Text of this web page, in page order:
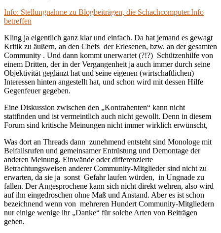
Info: Stellungnahme zu Blogbeiträgen, die Schachcomputer.Info
betreffen
Kling ja eigentlich ganz klar und einfach. Da hat jemand es gewagt
Kritik zu äußern, an den Chefs der Erlesenen, bzw. an der gesamten
Community . Und dann kommt unerwartet (?!?) Schützenhilfe von
einem Dritten, der in der Vergangenheit ja auch immer durch seine
Objektivität geglänzt hat und seine eigenen (wirtschaftlichen)
Interessen hinten angestellt hat, und schon wird mit dessen Hilfe
Gegenfeuer gegeben.
Eine Diskussion zwischen den „Kontrahenten“ kann nicht
stattfinden und ist vermeintlich auch nicht gewollt. Denn in diesem
Forum sind kritische Meinungen nicht immer wirklich erwünscht,
Was dort an Threads dann zunehmend entsteht sind Monologe mit
Beifallsrufen und gemeinsamer Entrüstung und Demontage der
anderen Meinung. Einwände oder differenzierte
Betrachtungsweisen anderer Community-Mitglieder sind nicht zu
erwarten, da sie ja sonst Gefahr laufen würden, in Ungnade zu
fallen. Der Angesprochene kann sich nicht direkt wehren, also wird
auf ihn eingedroschen ohne Maß und Anstand. Aber es ist schon
bezeichnend wenn von mehreren Hundert Community-Mitgliedern
nur einige wenige ihr „Danke“ für solche Arten von Beiträgen
geben.